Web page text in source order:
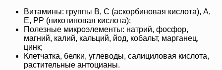
Витамины: группы В, С (аскорбиновая кислота), А,
Е, РР (никотиновая кислота);
Полезные микроэлементы: натрий, фосфор,
магний, калий, кальций, йод, кобальт, марганец,
цинк;
Клетчатка, белки, углеводы, салициловая кислота,
растительные антоцианы.